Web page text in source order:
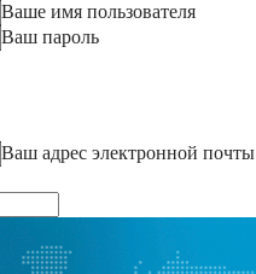
Ваше имя пользователя
Ваш пароль
Ваш адрес электронной почты